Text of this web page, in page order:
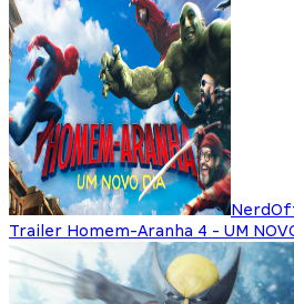
Trailer Homem-Aranha 4 - UM